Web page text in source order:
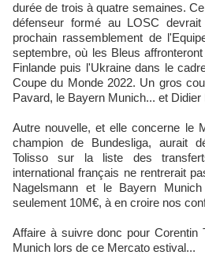
durée de trois à quatre semaines.
défenseur formé au LOSC
prochain rassemblement de
septembre, où les Bleus
Finlande puis l'Ukraine dans le
Coupe du Monde 2022. Un gros
Pavard, le Bayern Munich... et
Autre nouvelle, et elle concerne le
champion de Bundesliga, aurait
Tolisso sur la liste des
international français ne rentrerait
Nagelsmann et le Bayern
seulement 10M€, à en croire nos
Affaire à suivre donc pour Corentin
Munich lors de ce Mercato estival...